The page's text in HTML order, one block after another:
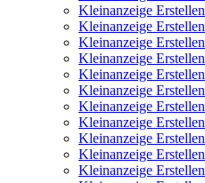
Kleinanzeige Erstellen
Kleinanzeige Erstellen
Kleinanzeige Erstellen
Kleinanzeige Erstellen
Kleinanzeige Erstellen
Kleinanzeige Erstellen
Kleinanzeige Erstellen
Kleinanzeige Erstellen
Kleinanzeige Erstellen
Kleinanzeige Erstellen
Kleinanzeige Erstellen